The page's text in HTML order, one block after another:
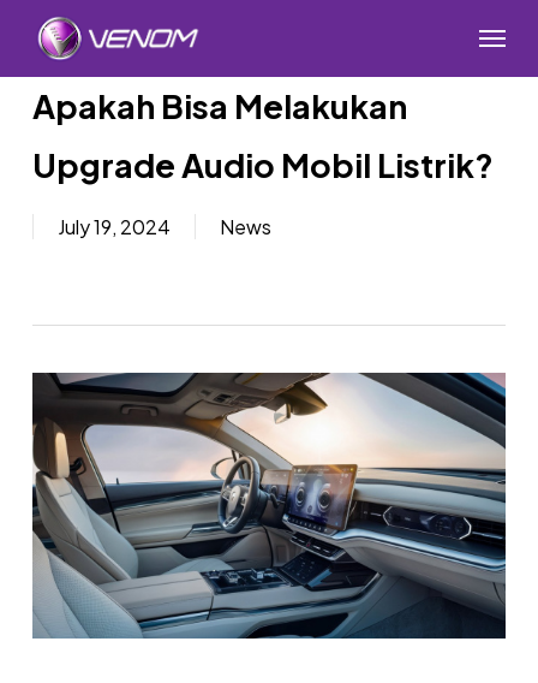
content
Menu
Apakah Bisa Melakukan
Upgrade Audio Mobil Listrik?
July 19, 2024 News